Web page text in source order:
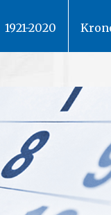
1921-2020